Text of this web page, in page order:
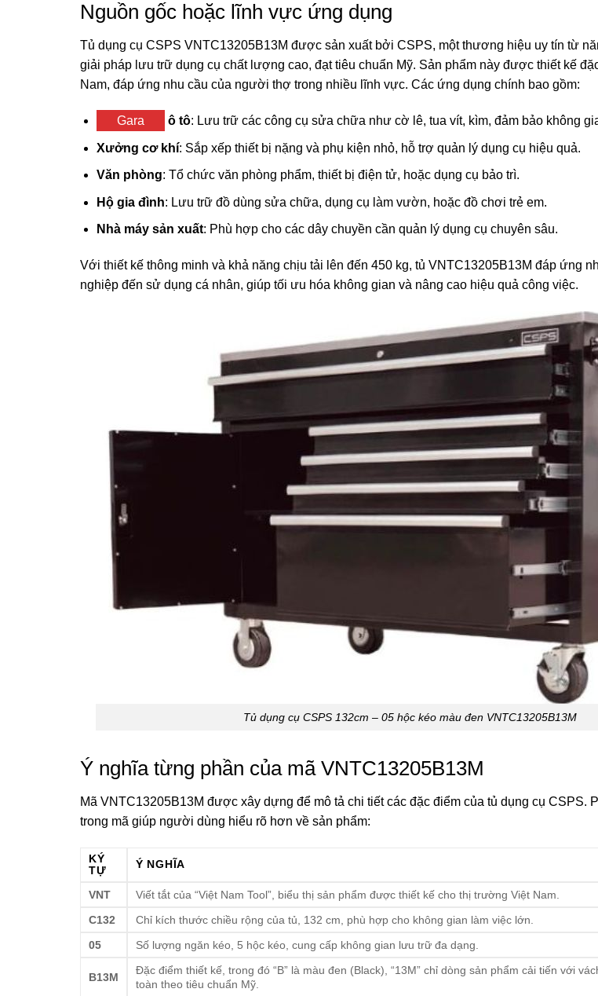
Nguồn gốc hoặc lĩnh vực ứng dụng
Tủ dụng cụ CSPS VNTC13205B13M được sản xuất bởi CSPS, một thương hiệu uy tín từ
giải pháp lưu trữ dụng cụ chất lượng cao, đạt tiêu chuẩn Mỹ. Sản phẩm này được thiết kế
Nam, đáp ứng nhu cầu của người thợ trong nhiều lĩnh vực. Các ứng dụng chính bao gồm:
Gara ô tô: Lưu trữ các công cụ sửa chữa như cờ lê, tua vít, kìm, đảm bảo không
Xưởng cơ khí: Sắp xếp thiết bị nặng và phụ kiện nhỏ, hỗ trợ quản lý dụng cụ hiệu quả.
Văn phòng: Tổ chức văn phòng phẩm, thiết bị điện tử, hoặc dụng cụ bảo trì.
Hộ gia đình: Lưu trữ đồ dùng sửa chữa, dụng cụ làm vườn, hoặc đồ chơi trẻ em.
Nhà máy sản xuất: Phù hợp cho các dây chuyền cần quản lý dụng cụ chuyên sâu.
Với thiết kế thông minh và khả năng chịu tải lên đến 450 kg, tủ VNTC13205B13M đáp ứng
nghiệp đến sử dụng cá nhân, giúp tối ưu hóa không gian và nâng cao hiệu quả công việc.
Tủ dụng cụ CSPS 132cm – 05 hộc kéo màu đen VNTC13205B13M
Ý nghĩa từng phần của mã VNTC13205B13M
Mã VNTC13205B13M được xây dựng để mô tả chi tiết các đặc điểm của tủ dụng cụ CSPS.
trong mã giúp người dùng hiểu rõ hơn về sản phẩm:
KÝ
TỰ
Ý NGHĨA
VNT
Viết tắt của “Việt Nam Tool”, biểu thị sản phẩm được thiết kế cho thị trường Việt Nam.
C132
Chỉ kích thước chiều rộng của tủ, 132 cm, phù hợp cho không gian làm việc lớn.
05
Số lượng ngăn kéo, 5 hộc kéo, cung cấp không gian lưu trữ đa dạng.
B13M
Đặc điểm thiết kế, trong đó “B” là màu đen (Black), “13M” chỉ dòng sản phẩm cải tiến với
toàn theo tiêu chuẩn Mỹ.